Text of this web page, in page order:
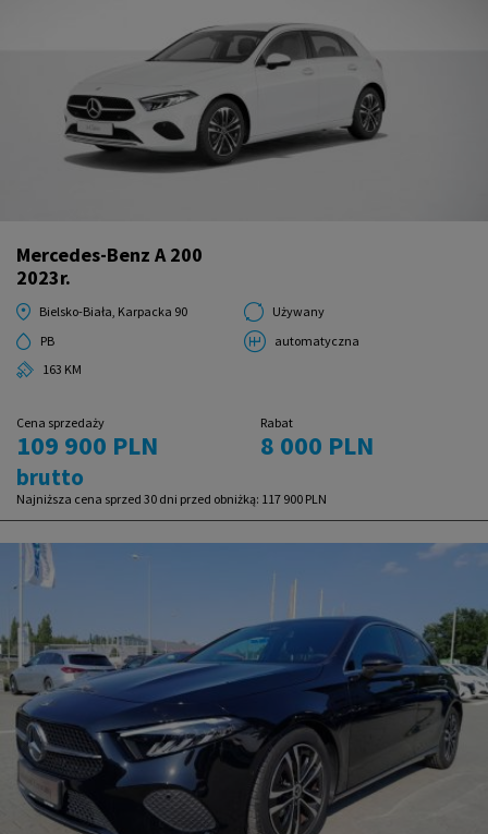
Mercedes-Benz A 200
2023r.
Bielsko-Biała, Karpacka 90
Używany
PB
automatyczna
163 KM
Cena sprzedaży
109 900 PLN
brutto
Rabat
8 000 PLN
Najniższa cena sprzed 30 dni przed obniżką: 117 900 PLN